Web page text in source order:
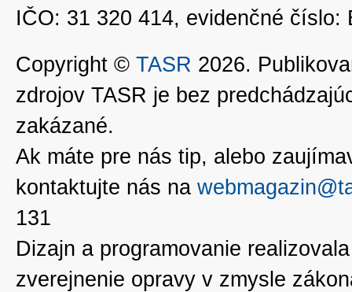
IČO: 31 320 414, evidenčné číslo:
Copyright © TASR 2026.
zdrojov TASR je bez
zakázané.
Ak máte pre nás tip, alebo
kontaktujte nás na
131
Dizajn a programovanie
zverejnenie opravy v zmysle